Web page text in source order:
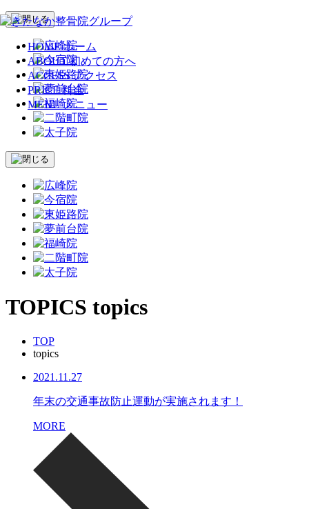
HOME ホーム
ABOUT 初めての方へ
ACCESS アクセス
PRICE 料金
MENU メニュー
TOPICS topics
TOP
topics
2021.11.27
年末の交通事故防止運動が実施されます！
MORE